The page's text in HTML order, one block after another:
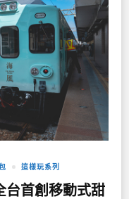
這樣玩系列
台首創移動式甜